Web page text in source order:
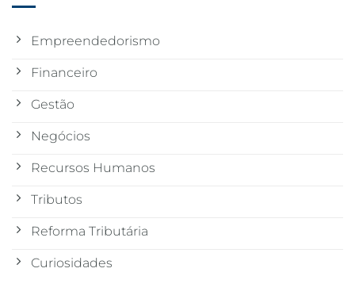
Empreendedorismo
Financeiro
Gestão
Negócios
Recursos Humanos
Tributos
Reforma Tributária
Curiosidades